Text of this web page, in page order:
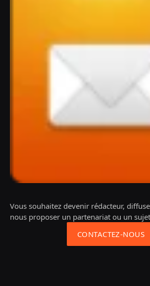
Vous souhaitez devenir rédacteur,
nous proposer un partenariat ou un
CONTACTEZ-NOUS